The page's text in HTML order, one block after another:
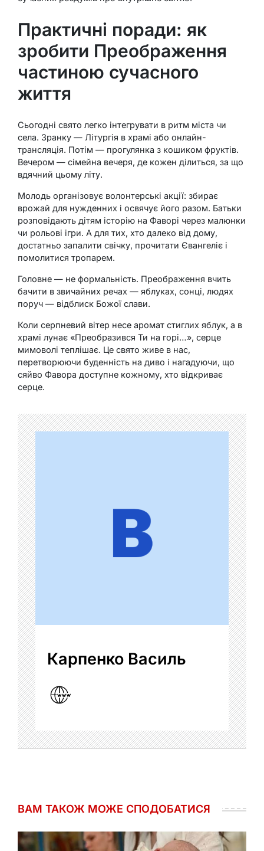
Практичні поради: як
зробити Преображення
частиною сучасного
життя
Сьогодні свято легко інтегрувати в ритм міста чи
села. Зранку — Літургія в храмі або онлайн-
трансляція. Потім — прогулянка з кошиком фруктів.
Вечером — сімейна вечеря, де кожен ділиться, за що
вдячний цьому літу.
Молодь організовує волонтерські акції: збирає
врожай для нужденних і освячує його разом. Батьки
розповідають дітям історію на Фаворі через малюнки
чи рольові ігри. А для тих, хто далеко від дому,
достатньо запалити свічку, прочитати Євангеліє і
помолитися тропарем.
Головне — не формальність. Преображення вчить
бачити в звичайних речах — яблуках, сонці, людях
поруч — відблиск Божої слави.
Коли серпневий вітер несе аромат стиглих яблук, а в
храмі лунає «Преобразився Ти на горі…», серце
мимоволі теплішає. Це свято живе в нас,
перетворюючи буденність на диво і нагадуючи, що
сяйво Фавора доступне кожному, хто відкриває
серце.
Карпенко Василь
ВАМ ТАКОЖ МОЖЕ СПОДОБАТИСЯ